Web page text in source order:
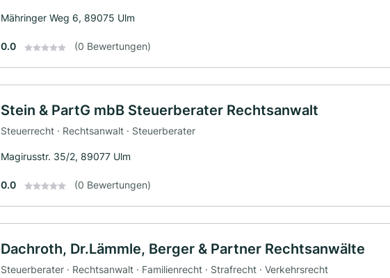
Mähringer Weg 6, 89075 Ulm
0.0 (0 Bewertungen)
Stein & PartG mbB Steuerberater Rechtsanwalt
Steuerrecht · Rechtsanwalt · Steuerberater
Magirusstr. 35/2, 89077 Ulm
0.0 (0 Bewertungen)
Dachroth, Dr.Lämmle, Berger & Partner Rechtsanwälte
Steuerberater · Rechtsanwalt · Familienrecht · Strafrecht · Verkehrsrecht